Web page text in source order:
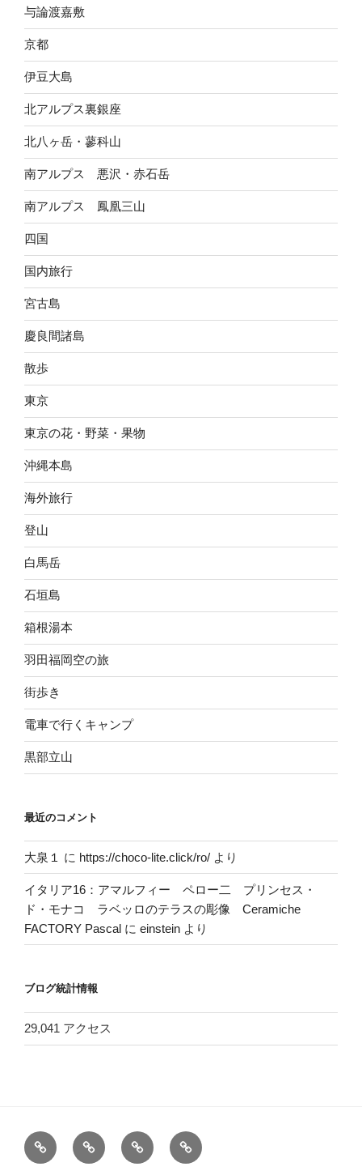
与論渡嘉敷
京都
伊豆大島
北アルプス裏銀座
北八ヶ岳・蓼科山
南アルプス 悪沢・赤石岳
南アルプス 鳳凰三山
四国
国内旅行
宮古島
慶良間諸島
散歩
東京
東京の花・野菜・果物
沖縄本島
海外旅行
登山
白馬岳
石垣島
箱根湯本
羽田福岡空の旅
街歩き
電車で行くキャンプ
黒部立山
最近のコメント
大泉１ に https://choco-lite.click/ro/ より
イタリア16：アマルフィー ペロー二 プリンセス・
ド・モナコ ラベッロのテラスの彫像 Ceramiche
FACTORY Pascal に einstein より
ブログ統計情報
29,041 アクセス
ホ
ー
お
問
ヘ
ッ
電
車